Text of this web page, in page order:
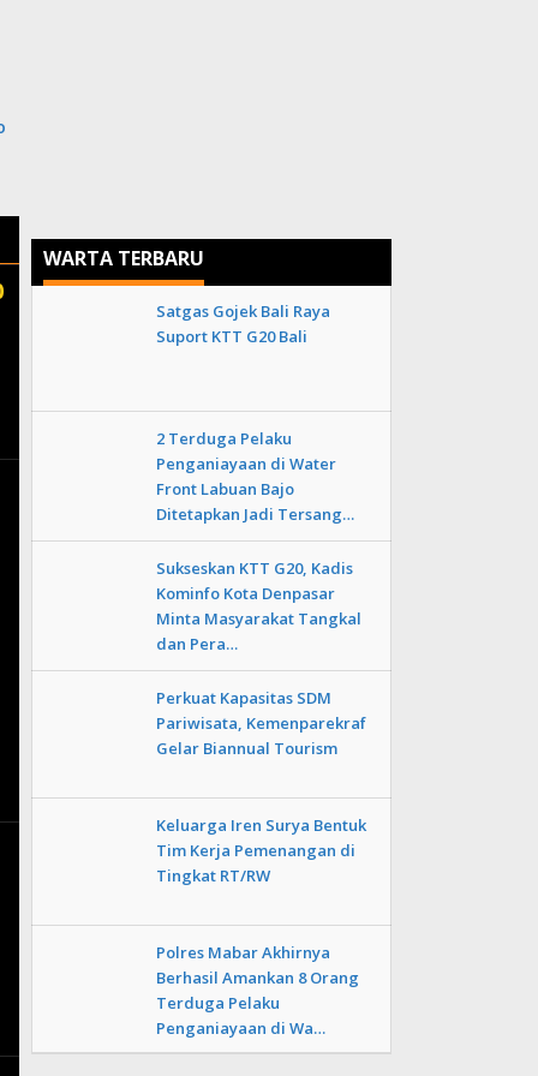
WARTA TERBARU
Satgas Gojek Bali Raya
Suport KTT G20 Bali
2 Terduga Pelaku
Penganiayaan di Water
Front Labuan Bajo
Ditetapkan Jadi Tersang…
Sukseskan KTT G20, Kadis
Kominfo Kota Denpasar
Minta Masyarakat Tangkal
dan Pera…
Perkuat Kapasitas SDM
Pariwisata, Kemenparekraf
Gelar Biannual Tourism
Keluarga Iren Surya Bentuk
Tim Kerja Pemenangan di
Tingkat RT/RW
Polres Mabar Akhirnya
Berhasil Amankan 8 Orang
Terduga Pelaku
Penganiayaan di Wa…